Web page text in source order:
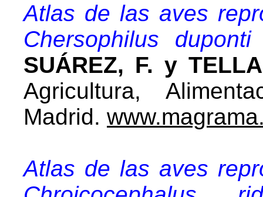
Atlas de las aves
Chersophilus
SUÁREZ, F. y
Agricultura,
Madrid.
Atlas de las aves